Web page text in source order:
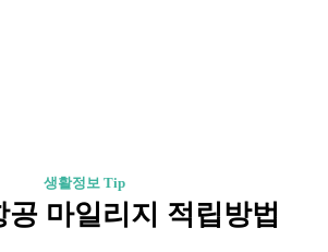
생활정보 Tip
공 마일리지 적립방법